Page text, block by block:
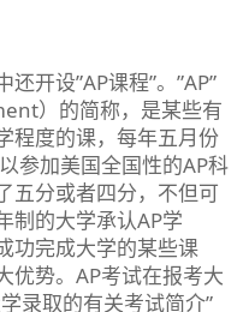
开设”AP课程”。”AP”
）的简称，是某些有
程度的课，每年五月份
参加美国全国性的AP科
五分或者四分，不但可
制的大学承认AP学
功完成大学的某些课
优势。AP考试在报考大
录取的有关考试简介”